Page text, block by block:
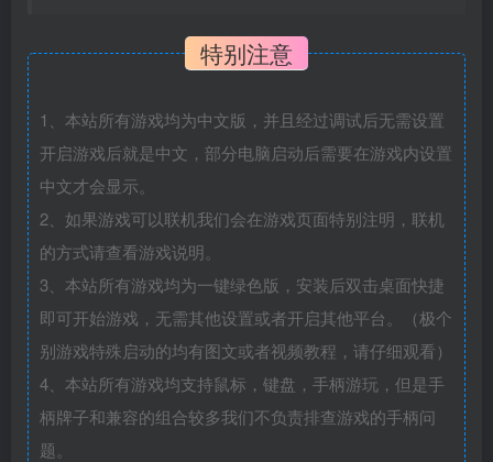
特别注意
1、本站所有游戏均为中文版，并且经过调试后无需设置
开启游戏后就是中文，部分电脑启动后需要在游戏内设置
中文才会显示。
2、如果游戏可以联机我们会在游戏页面特别注明，联机
的方式请查看游戏说明。
3、本站所有游戏均为一键绿色版，安装后双击桌面快捷
即可开始游戏，无需其他设置或者开启其他平台。（极个
别游戏特殊启动的均有图文或者视频教程，请仔细观看）
4、本站所有游戏均支持鼠标，键盘，手柄游玩，但是手
柄牌子和兼容的组合较多我们不负责排查游戏的手柄问
题。